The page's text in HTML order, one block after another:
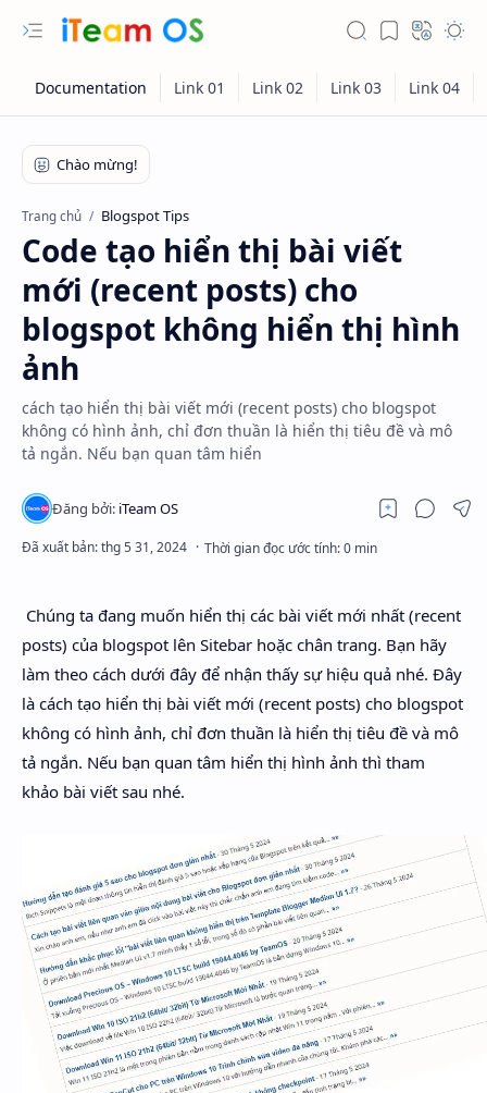
Rich Results Test
PageSpeed Insights
Trang chủ Blogspot Tips
Code tạo hiển thị bài viết
mới (recent posts) cho
blogspot không hiển thị hình
ảnh
cách tạo hiển thị bài viết mới (recent posts) cho blogspot
không có hình ảnh, chỉ đơn thuần là hiển thị tiêu đề và mô
tả ngắn. Nếu bạn quan tâm hiển
Chúng ta đang muốn hiển thị các bài viết mới nhất (recent
posts) của blogspot lên Sitebar hoặc chân trang. Bạn hãy
làm theo cách dưới đây để nhận thấy sự hiệu quả nhé. Đây
là cách tạo hiển thị bài viết mới (recent posts) cho blogspot
không có hình ảnh, chỉ đơn thuần là hiển thị tiêu đề và mô
tả ngắn. Nếu bạn quan tâm hiển thị hình ảnh thì tham
khảo bài viết sau nhé.